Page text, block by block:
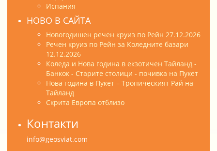
Испания
НОВО В САЙТА
Новогодишен речен круиз по Рейн 27.12.2026
Речен круиз по Рейн за Коледните базари
12.12.2026
Коледа и Нова година в екзотичен Тайланд -
Банкок - Старите столици - почивка на Пукет
Нова година в Пукет – Тропическият Рай на
Тайланд
Скрита Европа отблизо
Контакти
info@geosviat.com